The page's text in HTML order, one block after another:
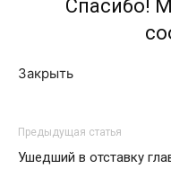
Спасибо!
Закрыть
Предыдущая статья
Ушедший в отставку